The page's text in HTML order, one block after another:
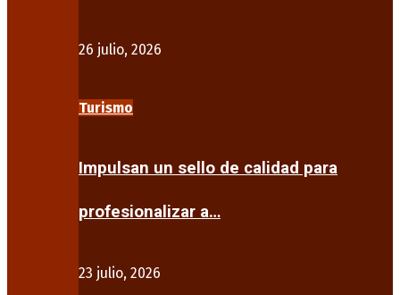
26 julio, 2026
Turismo
Impulsan un sello de calidad para
profesionalizar a…
23 julio, 2026